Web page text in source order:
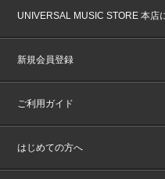
UNIVERSAL MUSIC STORE 本店
新規会員登録
ご利用ガイド
はじめての方へ